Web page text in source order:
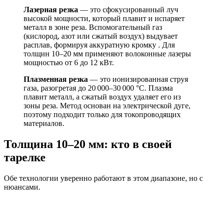
Лазерная резка — это сфокусированный луч
высокой мощности, который плавит и испаряет
металл в зоне реза. Вспомогательный газ
(кислород, азот или сжатый воздух) выдувает
расплав, формируя аккуратную кромку . Для
толщин 10–20 мм применяют волоконные лазеры
мощностью от 6 до 12 кВт.
Плазменная резка — это ионизированная струя
газа, разогретая до 20 000–30 000 °C. Плазма
плавит металл, а сжатый воздух удаляет его из
зоны реза. Метод основан на электрической дуге,
поэтому подходит только для токопроводящих
материалов.
Толщина 10–20 мм: кто в своей
тарелке
Обе технологии уверенно работают в этом диапазоне, но с
нюансами.